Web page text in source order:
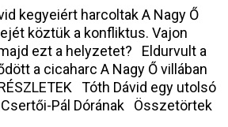
kegyeiért harcoltak A Nagy Ő
köztük a konfliktus. Vajon
ezt a helyzetet? Eldurvult a
a cicaharc A Nagy Ő villában
Tóth Dávid egy utolsó
Pál Dórának Összetörtek